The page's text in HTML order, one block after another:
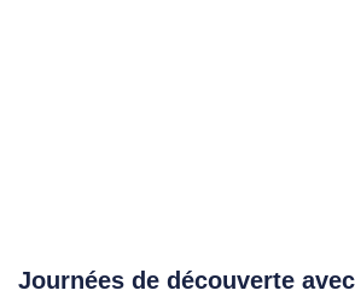
Journées de découverte